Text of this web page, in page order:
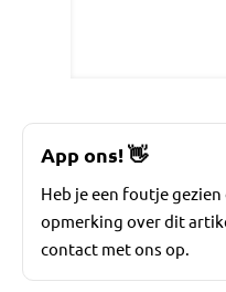
App ons!👋
Heb je een foutje gezien
opmerking over dit
contact met ons op.